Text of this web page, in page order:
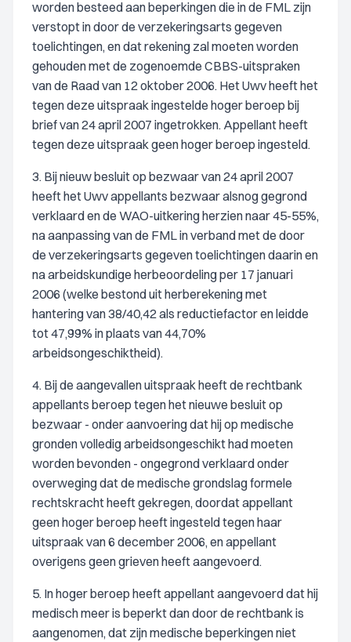
worden besteed aan beperkingen die in de FML zijn
verstopt in door de verzekeringsarts gegeven
toelichtingen, en dat rekening zal moeten worden
gehouden met de zogenoemde CBBS-uitspraken
van de Raad van 12 oktober 2006. Het Uwv heeft het
tegen deze uitspraak ingestelde hoger beroep bij
brief van 24 april 2007 ingetrokken. Appellant heeft
tegen deze uitspraak geen hoger beroep ingesteld.
3. Bij nieuw besluit op bezwaar van 24 april 2007
heeft het Uwv appellants bezwaar alsnog gegrond
verklaard en de WAO-uitkering herzien naar 45-55%,
na aanpassing van de FML in verband met de door
de verzekeringsarts gegeven toelichtingen daarin en
na arbeidskundige herbeoordeling per 17 januari
2006 (welke bestond uit herberekening met
hantering van 38/40,42 als reductiefactor en leidde
tot 47,99% in plaats van 44,70%
arbeidsongeschiktheid).
4. Bij de aangevallen uitspraak heeft de rechtbank
appellants beroep tegen het nieuwe besluit op
bezwaar - onder aanvoering dat hij op medische
gronden volledig arbeidsongeschikt had moeten
worden bevonden - ongegrond verklaard onder
overweging dat de medische grondslag formele
rechtskracht heeft gekregen, doordat appellant
geen hoger beroep heeft ingesteld tegen haar
uitspraak van 6 december 2006, en appellant
overigens geen grieven heeft aangevoerd.
5. In hoger beroep heeft appellant aangevoerd dat hij
medisch meer is beperkt dan door de rechtbank is
aangenomen, dat zijn medische beperkingen niet